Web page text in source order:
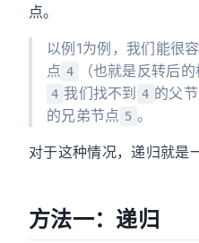
点。
以例1为例，我们能很
点 4 （也就是反转后
4 我们找不到 4 的父
的兄弟节点 5 。
对于这种情况，递归就是
方法一：递归